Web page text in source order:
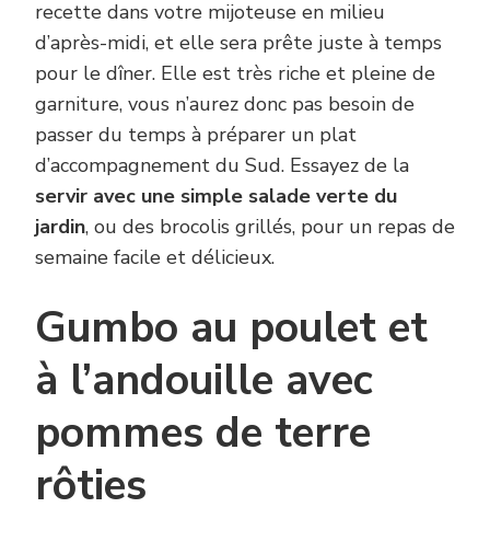
recette dans votre mijoteuse en milieu
d’après-midi, et elle sera prête juste à temps
pour le dîner. Elle est très riche et pleine de
garniture, vous n’aurez donc pas besoin de
passer du temps à préparer un plat
d’accompagnement du Sud. Essayez de la
servir avec une simple salade verte du
jardin, ou des brocolis grillés, pour un repas de
semaine facile et délicieux.
Gumbo au poulet et
à l’andouille avec
pommes de terre
rôties